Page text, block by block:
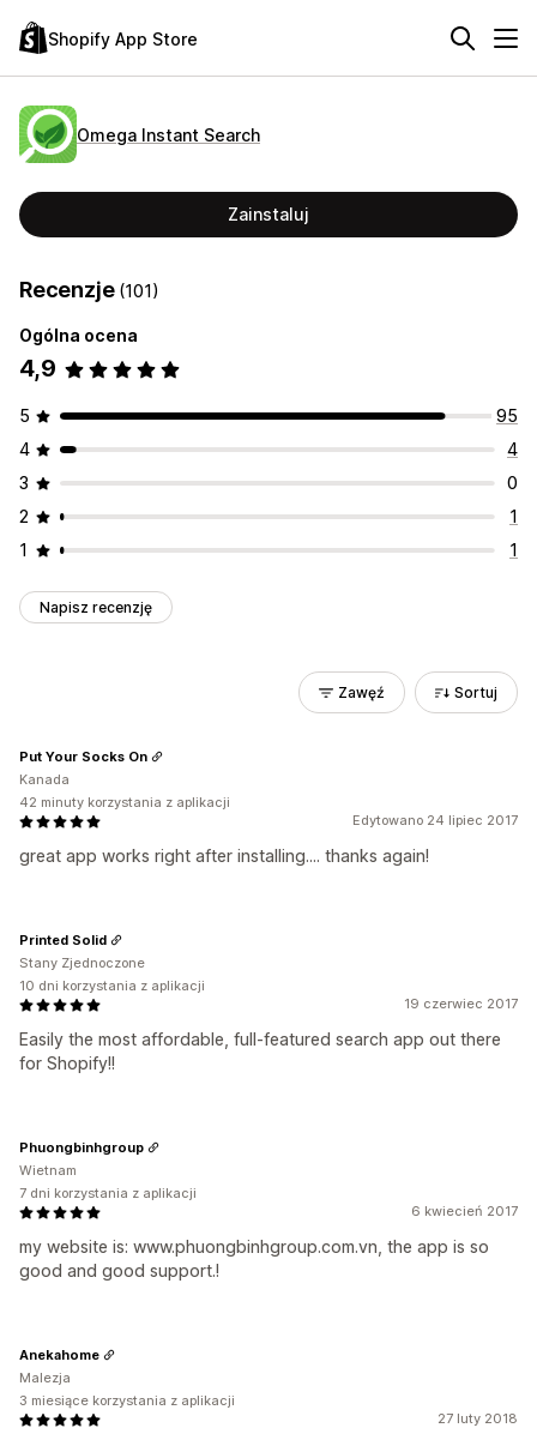
Shopify App Store
Omega Instant Search
Zainstaluj
Recenzje (101)
Ogólna ocena
4,9
5
95
4
4
3
0
2
1
1
1
Napisz recenzję
Zawęź Sortuj
Edytowano 24 lipiec 2017
great app works right after installing.... thanks again!
Put Your Socks On
Kanada
42 minuty korzystania z aplikacji
19 czerwiec 2017
Easily the most affordable, full-featured search app out there
for Shopify!!
Printed Solid
Stany Zjednoczone
10 dni korzystania z aplikacji
6 kwiecień 2017
my website is: www.phuongbinhgroup.com.vn, the app is so
good and good support.!
Phuongbinhgroup
Wietnam
7 dni korzystania z aplikacji
27 luty 2018
Anekahome
Malezja
3 miesiące korzystania z aplikacji